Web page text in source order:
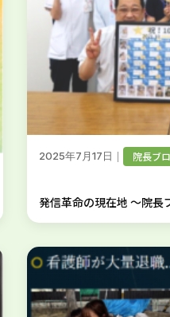
2025年7月17日 ｜ 院長ブ
発信革命の現在地 ～院長